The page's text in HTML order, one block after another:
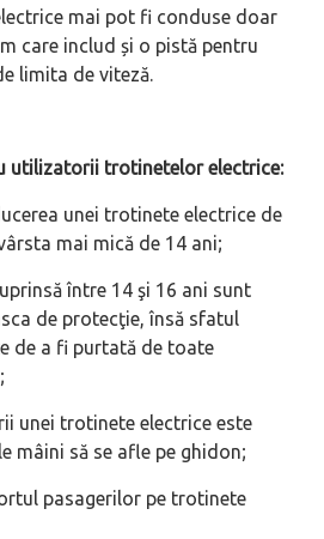
mai pot fi conduse doar
care includ și o pistă pentru
limita de viteză.
utilizatorii trotinetelor electrice:
unei trotinete electrice de
mai mică de 14 ani;
între 14 şi 16 ani sunt
de protecţie, însă sfatul
de a fi purtată de toate
unei trotinete electrice este
mâini să se afle pe ghidon;
pasagerilor pe trotinete